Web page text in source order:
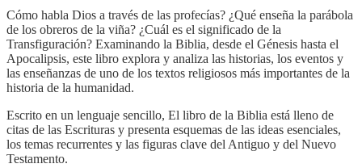
Cómo habla Dios a través de las profecías? ¿Qué enseña la parábola
de los obreros de la viña? ¿Cuál es el significado de la
Transfiguración? Examinando la Biblia, desde el Génesis hasta el
Apocalipsis, este libro explora y analiza las historias, los eventos y
las enseñanzas de uno de los textos religiosos más importantes de la
historia de la humanidad.
Escrito en un lenguaje sencillo, El libro de la Biblia está lleno de
citas de las Escrituras y presenta esquemas de las ideas esenciales,
los temas recurrentes y las figuras clave del Antiguo y del Nuevo
Testamento.